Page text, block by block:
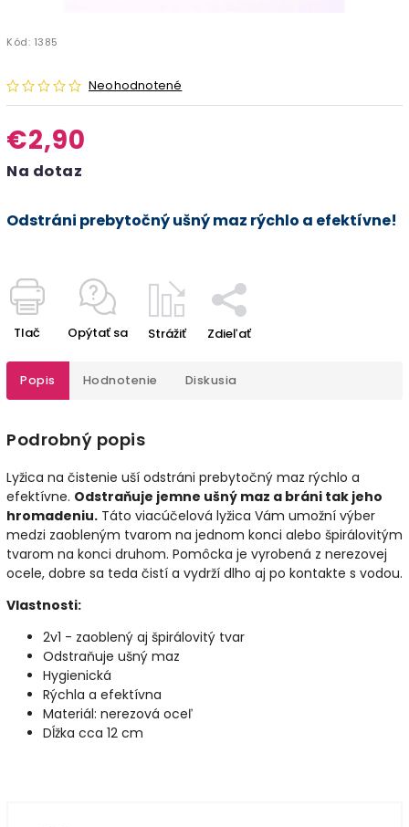
Kód: 1385
Neohodnotené
€2,90
Na dotaz
Odstráni prebytočný ušný maz rýchlo a efektívne!
Tlač Opýtať sa Strážiť Zdieľať
Popis Hodnotenie Diskusia
Podrobný popis
Lyžica na čistenie uší odstráni prebytočný maz rýchlo a
efektívne. Odstraňuje jemne ušný maz a bráni tak jeho
hromadeniu. Táto viacúčelová lyžica Vám umožní výber
medzi zaobleným tvarom na jednom konci alebo špirálovitým
tvarom na konci druhom. Pomôcka je vyrobená z nerezovej
ocele, dobre sa teda čistí a vydrží dlho aj po kontakte s vodou.
Vlastnosti:
2v1 - zaoblený aj špirálovitý tvar
Odstraňuje ušný maz
Hygienická
Rýchla a efektívna
Materiál: nerezová oceľ
Dĺžka cca 12 cm